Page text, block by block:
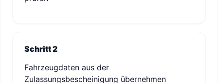
Schritt 2
Fahrzeugdaten aus der
Zulassungsbescheinigung übernehmen